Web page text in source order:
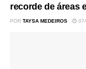
recorde de áreas
POR TAYSA MEDEIROS